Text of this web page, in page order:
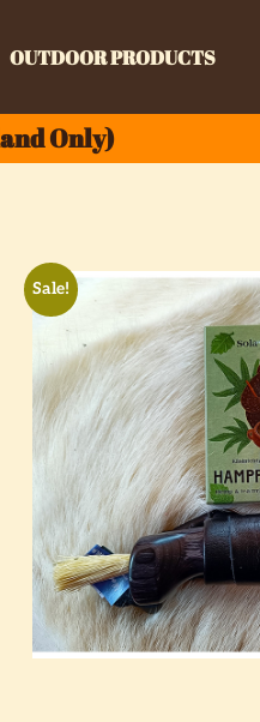
OUTDOOR PRODUCTS
Only)
Sale!